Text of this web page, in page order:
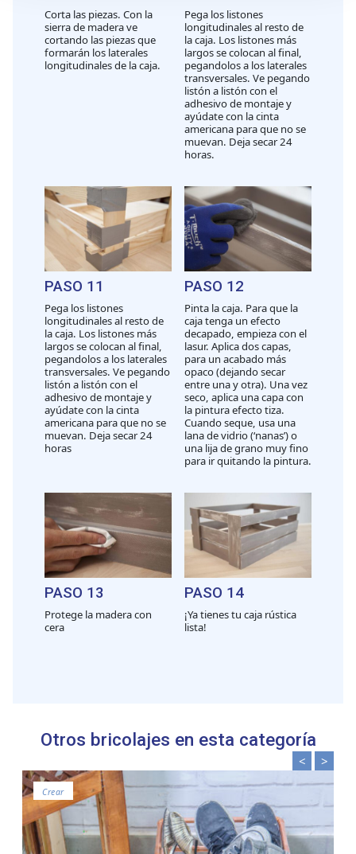
sección de datos. Puede cambiar o retirar su
consentimiento en cualquier momento en la Declaración
de cookies.
Las cookies de este sitio web se usan para personalizar
el contenido y los anuncios, ofrecer funciones de redes
sociales y analizar el tráfico. Además, compartimos
información sobre el uso que haga del sitio web con
web, quienes pueden combinarla con otra información
que les haya proporcionado o que hayan recopilado a
partir del uso que haya hecho de sus servicios.
Corta las piezas. Con la
sierra de madera ve
cortando las piezas que
formarán los laterales
longitudinales de la caja.
Pega los listones
longitudinales al resto de
la caja. Los listones más
largos se colocan al final,
pegandolos a los laterales
transversales. Ve pegando
listón a listón con el
adhesivo de montaje y
ayúdate con la cinta
americana para que no se
muevan. Deja secar 24
horas.
PASO 11
Pega los listones
longitudinales al resto de
la caja. Los listones más
largos se colocan al final,
pegandolos a los laterales
transversales. Ve pegando
listón a listón con el
adhesivo de montaje y
ayúdate con la cinta
americana para que no se
muevan. Deja secar 24
horas
PASO 12
Pinta la caja. Para que la
caja tenga un efecto
decapado, empieza con el
lasur. Aplica dos capas,
para un acabado más
opaco (dejando secar
entre una y otra). Una vez
seco, aplica una capa con
la pintura efecto tiza.
Cuando seque, usa una
lana de vidrio (‘nanas’) o
una lija de grano muy fino
para ir quitando la pintura.
PASO 13
Protege la madera con
cera
PASO 14
¡Ya tienes tu caja rústica
lista!
Otros bricolajes en esta categoría
Crear
< >